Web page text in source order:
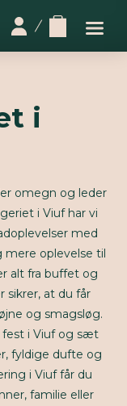
i
omegn og leder
i Viuf har vi
med
mere oplevelse til
alt fra buffet og
sikrer, at du får
og smagsløg.
fest i Viuf og sæt
fyldige dufte og
i Viuf får du
familie eller